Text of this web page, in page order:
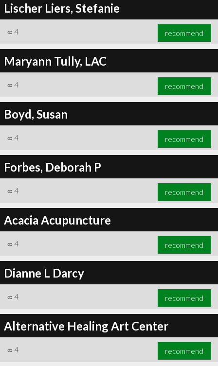
Lischer Liers, Stefanie
∞ 4 recommend
Maryann Tully, LAC
∞ 4 recommend
Boyd, Susan
∞ 4 recommend
Forbes, Deborah P
∞ 4 recommend
Acacia Acupuncture
∞ 4 recommend
Dianne L Darcy
∞ 4 recommend
Alternative Healing Art Center
∞ 4 recommend